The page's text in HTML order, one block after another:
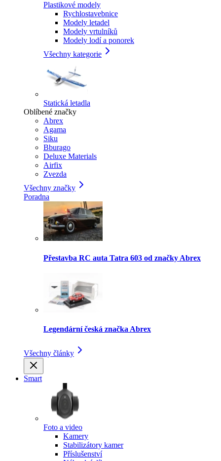
Plastikové modely
Rychlostavebnice
Modely letadel
Modely vrtulníků
Modely lodí a ponorek
Všechny kategorie
Statická letadla
Oblíbené značky
Abrex
Agama
Siku
Bburago
Deluxe Materials
Airfix
Zvezda
Všechny značky
Poradna
Přestavba RC auta Tatra 603 od značky Abrex
Legendární česká značka Abrex
Všechny články
Smart
Foto a video
Kamery
Stabilizátory kamer
Příslušenství